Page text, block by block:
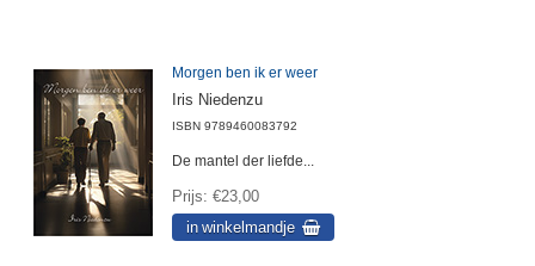
Morgen ben ik er weer
Iris Niedenzu
ISBN 9789460083792
De mantel der liefde...
Prijs €23,00